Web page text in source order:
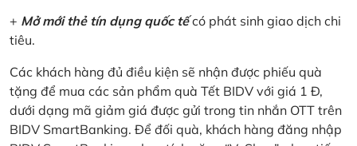
+ Mở mới thẻ tín dụng quốc tếcó phát sinh giao dịch chi
tiêu.
Các khách hàng đủ điều kiện sẽ nhận được phiếu quà
tặng để mua các sản phẩm quà Tết BIDV với giá 1 Đ,
dưới dạng mã giảm giá được gửi trong tin nhắn OTT trên
BIDV SmartBanking. Để đối quà, khách hàng đăng nhập